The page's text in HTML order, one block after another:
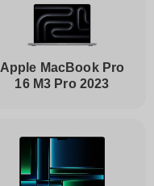
Apple MacBook Pro
16 M3 Pro 2023